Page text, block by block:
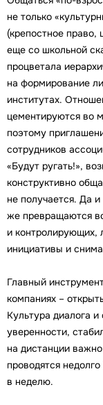
не только
(крепостное
еще со школьной
процветала
на формирование
институтах.
цементируются во
поэтому
сотрудников
«Будут ругать!»,
конструктивно
не получается. Да
же превращаются
и контролирующих,
инициативы и
Главный
компаниях –
Культура диалога и
уверенности,
на дистанции
проводятся
в неделю.